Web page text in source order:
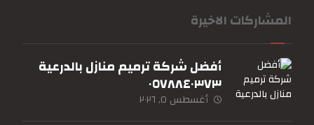
المشاركات الاخيرة
أفضل شركة ترميم منازل بالدرعية
٠٥٧٨٨٤٠٣٧٣
أغسطس ٥, ٢٠٢٦